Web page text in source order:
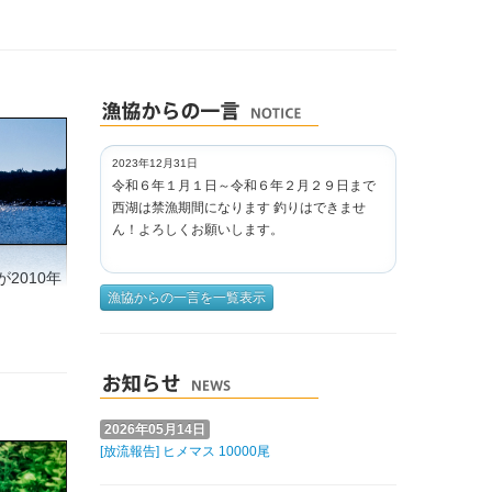
2010年
2023年12月31日
令和６年１月１日～令和６年２月２９日まで
西湖は禁漁期間になります 釣りはできませ
ん！よろしくお願いします。
漁協からの一言を一覧表示
2026年05月14日
[放流報告] ヒメマス 10000尾